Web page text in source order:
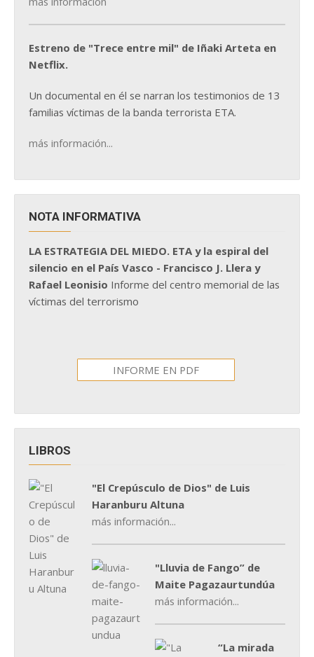
Estreno de "Trece entre mil" de Iñaki Arteta en
Netflix.
Un documental en él se narran los testimonios de 13
familias víctimas de la banda terrorista ETA.
más información...
NOTA INFORMATIVA
LA ESTRATEGIA DEL MIEDO. ETA y la espiral del
silencio en el País Vasco - Francisco J. Llera y
Rafael Leonisio Informe del centro memorial de las
víctimas del terrorismo
INFORME EN PDF
LIBROS
"El Crepúsculo de Dios" de Luis
Haranburu Altuna
más información...
"Lluvia de Fango” de
Maite Pagazaurtundúa
más información...
“La mirada